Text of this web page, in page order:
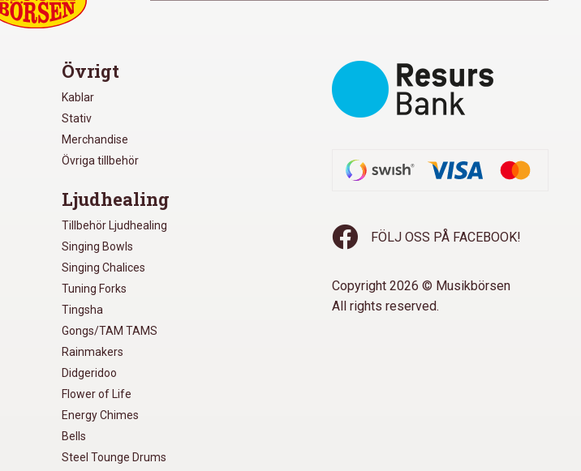
Övrigt
Kablar
Stativ
Merchandise
Övriga tillbehör
Ljudhealing
Tillbehör Ljudhealing
Singing Bowls
Singing Chalices
Tuning Forks
Tingsha
Gongs/TAM TAMS
Rainmakers
Didgeridoo
Flower of Life
Energy Chimes
Bells
Steel Tounge Drums
FÖLJ OSS PÅ FACEBOOK!
Copyright 2026 © Musikbörsen
All rights reserved.